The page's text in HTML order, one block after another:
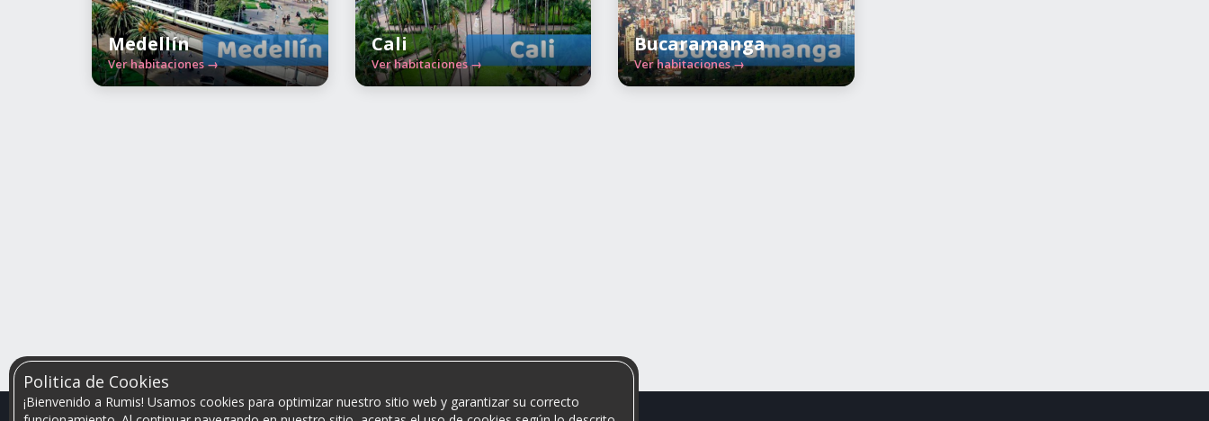
Medellín
Ver habitaciones →
Cali
Ver habitaciones →
Bucaramanga
Ver habitaciones →
Politica de Cookies
¡Bienvenido a Rumis! Usamos cookies para optimizar nuestro sitio web y garantizar su correcto